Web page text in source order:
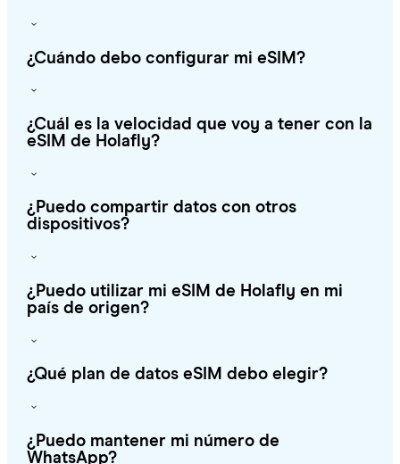
¿Cuándo debo configurar mi eSIM?
¿Cuál es la velocidad que voy a tener con la
eSIM de Holafly?
¿Puedo compartir datos con otros
dispositivos?
¿Puedo utilizar mi eSIM de Holafly en mi
país de origen?
¿Qué plan de datos eSIM debo elegir?
¿Puedo mantener mi número de
WhatsApp?